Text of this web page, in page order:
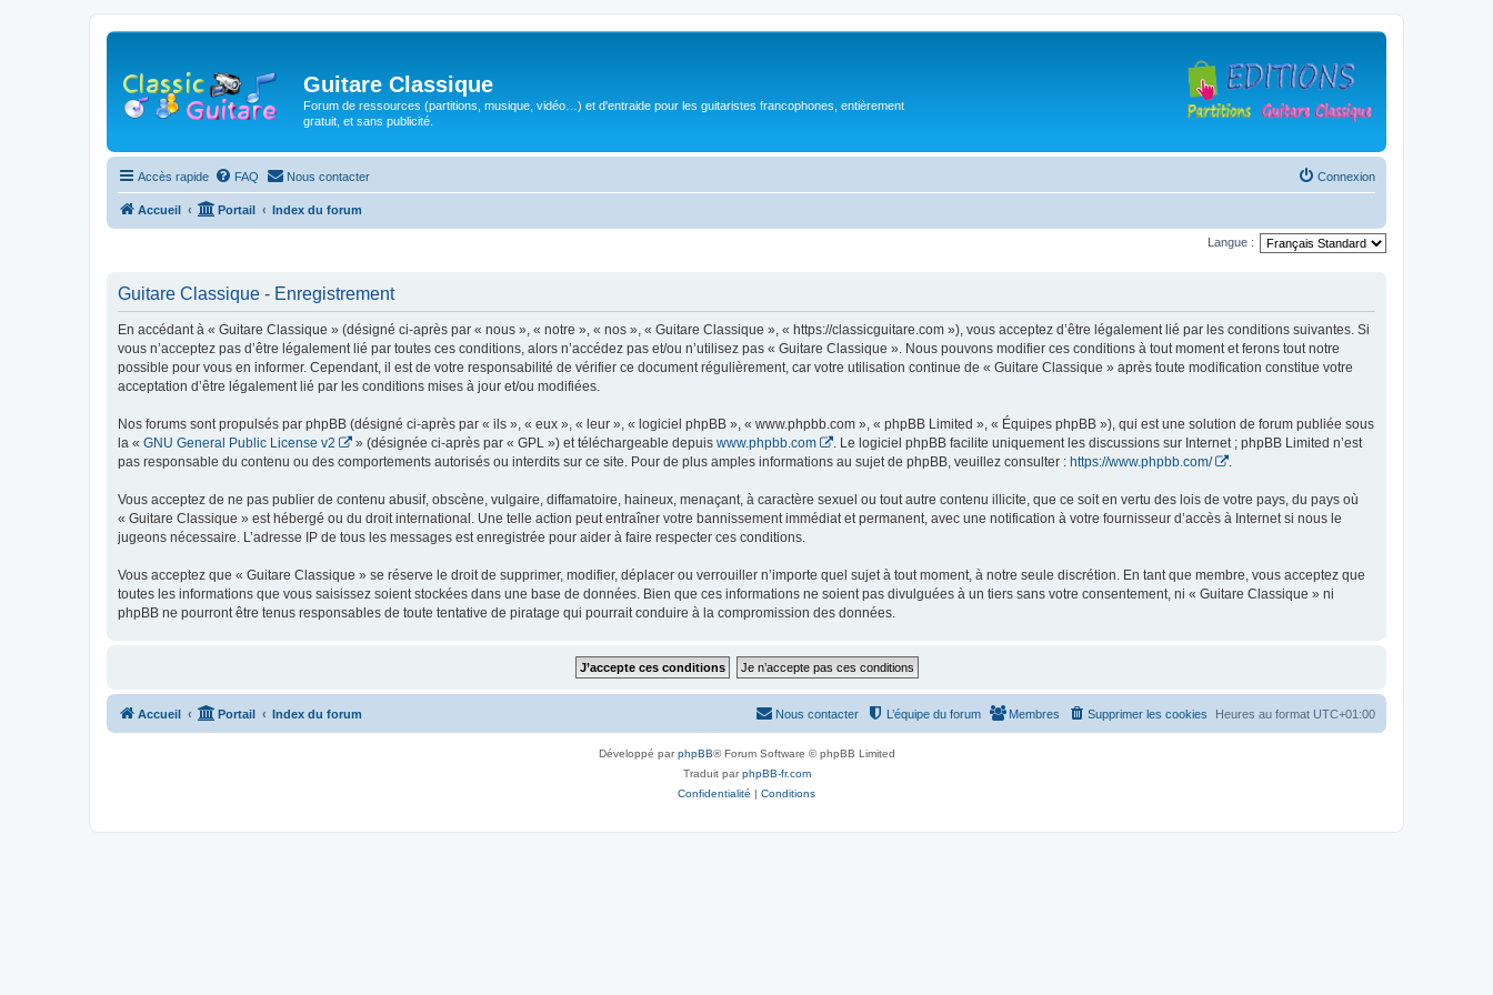
Guitare Classique
Forum de ressources (partitions, musique, vidéo…) et d'entraide pour les guitaristes francophones, entièrement
gratuit, et sans publicité.
Accès rapide FAQ Nous contacter Connexion
Accueil Portail Index du forum
Langue :
Guitare Classique - Enregistrement
En accédant à « Guitare Classique » (désigné ci-après par « nous », « notre », « nos », « Guitare Classique », « https://classicguitare.com »), vous acceptez d’être légalement lié par les conditions suivantes. Si
vous n’acceptez pas d’être légalement lié par toutes ces conditions, alors n’accédez pas et/ou n’utilisez pas « Guitare Classique ». Nous pouvons modifier ces conditions à tout moment et ferons tout notre
possible pour vous en informer. Cependant, il est de votre responsabilité de vérifier ce document régulièrement, car votre utilisation continue de « Guitare Classique » après toute modification constitue votre
acceptation d’être légalement lié par les conditions mises à jour et/ou modifiées.
Nos forums sont propulsés par phpBB (désigné ci-après par « ils », « eux », « leur », « logiciel phpBB », « www.phpbb.com », « phpBB Limited », « Équipes phpBB »), qui est une solution de forum publiée sous
la « GNU General Public License v2 » (désignée ci-après par « GPL ») et téléchargeable depuis www.phpbb.com
. Le logiciel phpBB facilite uniquement les discussions sur Internet ; phpBB Limited n’est
pas responsable du contenu ou des comportements autorisés ou interdits sur ce site. Pour de plus amples informations au sujet de phpBB, veuillez consulter : https://www.phpbb.com/ .
Vous acceptez de ne pas publier de contenu abusif, obscène, vulgaire, diffamatoire, haineux, menaçant, à caractère sexuel ou tout autre contenu illicite, que ce soit en vertu des lois de votre pays, du pays où
« Guitare Classique » est hébergé ou du droit international. Une telle action peut entraîner votre bannissement immédiat et permanent, avec une notification à votre fournisseur d’accès à Internet si nous le
jugeons nécessaire. L’adresse IP de tous les messages est enregistrée pour aider à faire respecter ces conditions.
Vous acceptez que « Guitare Classique » se réserve le droit de supprimer, modifier, déplacer ou verrouiller n’importe quel sujet à tout moment, à notre seule discrétion. En tant que membre, vous acceptez que
toutes les informations que vous saisissez soient stockées dans une base de données. Bien que ces informations ne soient pas divulguées à un tiers sans votre consentement, ni « Guitare Classique » ni
phpBB ne pourront être tenus responsables de toute tentative de piratage qui pourrait conduire à la compromission des données.
Accueil Portail Index du forum Heures au format UTC+01:00
Supprimer les cookies
Membres
L’équipe du forum
Nous contacter
Développé parphpBB® Forum Software © phpBB Limited
Traduit parphpBB-fr.com
Confidentialité | Conditions